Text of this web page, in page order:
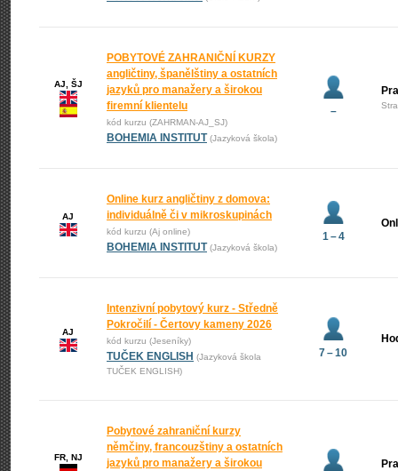
AJ, ŠJ
POBYTOVÉ ZAHRANIČNÍ KURZY
angličtiny, španělštiny a ostatních
jazyků pro manažery a širokou
firemní klientelu
kód kurzu (ZAHRMAN-AJ_SJ)
BOHEMIA INSTITUT (Jazyková škola)
–
AJ
Online kurz angličtiny z domova:
individuálně či v mikroskupinách
kód kurzu (Aj online)
BOHEMIA INSTITUT (Jazyková škola)
1 – 4
AJ
Intenzivní pobytový kurz - Středně
Pokročilí - Čertovy kameny 2026
kód kurzu (Jeseníky)
TUČEK ENGLISH (Jazyková škola
TUČEK ENGLISH)
7 – 10
FR, NJ
Pobytové zahraniční kurzy
němčiny, francouzštiny a ostatních
jazyků pro manažery a širokou